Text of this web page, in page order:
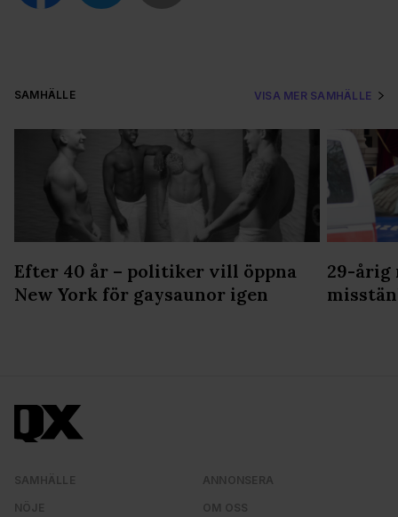
SAMHÄLLE VISA MER SAMHÄLLE
Efter 40 år – politiker vill öppna
New York för gaysaunor igen
29-årig
SAMHÄLLE
NÖJE
ANNONSERA
OM OSS